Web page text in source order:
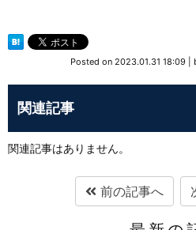
Posted on 2023.01.31 18:09
関連記事
関連記事はありません。
前の記事へ